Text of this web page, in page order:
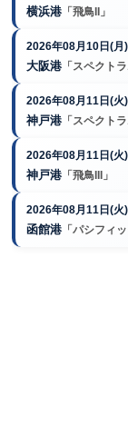
横浜港 「飛鳥II」
2026年08月10日(月)
大阪港 「スペクト
2026年08月11日(火)
神戸港 「スペクト
2026年08月11日(火)
神戸港 「飛鳥III」
2026年08月11日(火)
函館港 「パシフィ